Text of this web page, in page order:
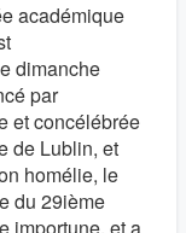
académique
dimanche
par
et concélébrée
de Lublin, et
homélie, le
du 29ième